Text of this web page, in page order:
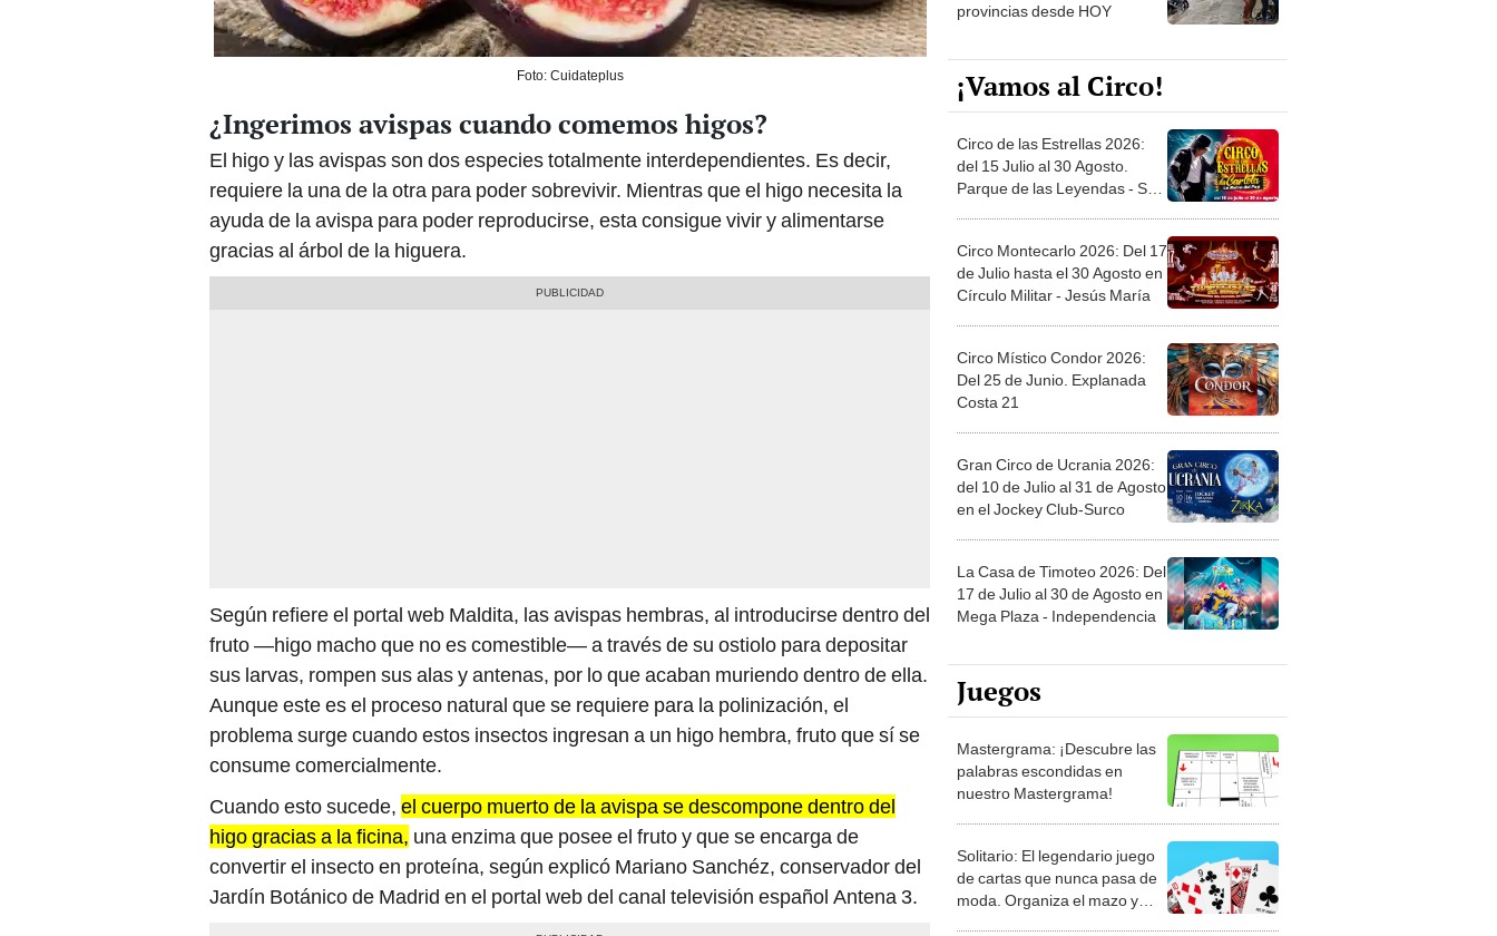
Foto: Cuidateplus
¿Ingerimos avispas cuando comemos higos?
El higo y las avispas son dos especies totalmente interdependientes. Es decir,
requiere la una de la otra para poder sobrevivir. Mientras que el higo necesita la
ayuda de la avispa para poder reproducirse, esta consigue vivir y alimentarse
gracias al árbol de la higuera.
Según refiere el portal web Maldita, las avispas hembras, al introducirse dentro del
fruto —higo macho que no es comestible— a través de su ostiolo para depositar
sus larvas, rompen sus alas y antenas, por lo que acaban muriendo dentro de ella.
Aunque este es el proceso natural que se requiere para la polinización, el
problema surge cuando estos insectos ingresan a un higo hembra, fruto que sí se
consume comercialmente.
Cuando esto sucede, el cuerpo muerto de la avispa se descompone dentro del
higo gracias a la ficina, una enzima que posee el fruto y que se encarga de
convertir el insecto en proteína, según explicó Mariano Sanchéz, conservador del
Jardín Botánico de Madrid en el portal web del canal televisión español Antena 3.
provincias desde HOY
¡Vamos al Circo!
Circo de las Estrellas 2026:
del 15 Julio al 30 Agosto.
Parque de las Leyendas - San
Circo Montecarlo 2026: Del 17
de Julio hasta el 30 Agosto en
Círculo Militar - Jesús María
Circo Místico Condor 2026:
Del 25 de Junio. Explanada
Costa 21
Gran Circo de Ucrania 2026:
del 10 de Julio al 31 de Agosto
en el Jockey Club-Surco
La Casa de Timoteo 2026: Del
17 de Julio al 30 de Agosto en
Mega Plaza - Independencia
Juegos
Mastergrama: ¡Descubre las
palabras escondidas en
nuestro Mastergrama!
Solitario: El legendario juego
de cartas que nunca pasa de
moda. Organiza el mazo y